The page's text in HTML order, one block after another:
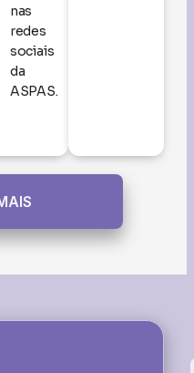
nas
redes
sociais
da
ASPAS.